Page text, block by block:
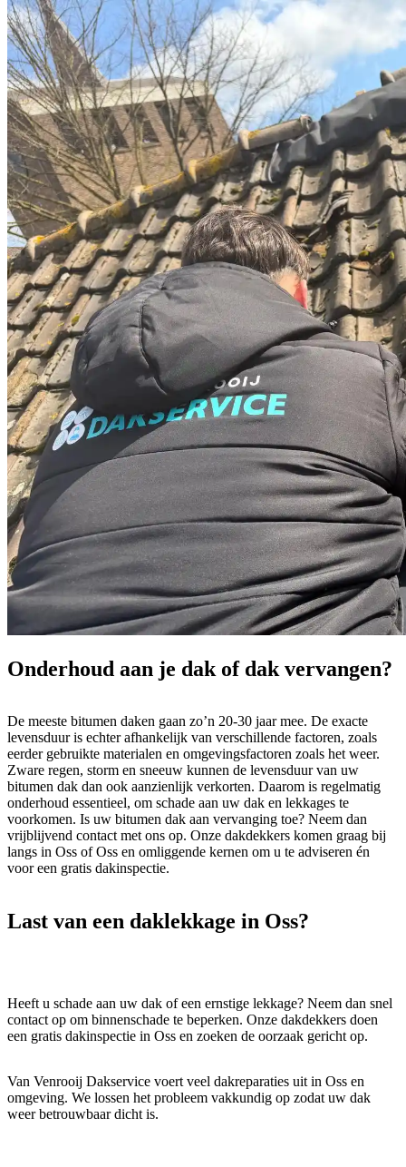
Onderhoud aan je dak of dak vervangen?
De meeste bitumen daken gaan zo’n 20-30 jaar mee. De exacte
levensduur is echter afhankelijk van verschillende factoren, zoals
eerder gebruikte materialen en omgevingsfactoren zoals het weer.
Zware regen, storm en sneeuw kunnen de levensduur van uw
bitumen dak dan ook aanzienlijk verkorten. Daarom is regelmatig
onderhoud essentieel, om schade aan uw dak en lekkages te
voorkomen. Is uw bitumen dak aan vervanging toe? Neem dan
vrijblijvend contact met ons op. Onze dakdekkers komen graag bij
langs in Oss of Oss en omliggende kernen om u te adviseren én
voor een gratis dakinspectie.
Last van een daklekkage in Oss?
Heeft u schade aan uw dak of een ernstige lekkage? Neem dan snel
contact op om binnenschade te beperken. Onze dakdekkers doen
een gratis dakinspectie in Oss en zoeken de oorzaak gericht op.
Van Venrooij Dakservice voert veel dakreparaties uit in Oss en
omgeving. We lossen het probleem vakkundig op zodat uw dak
weer betrouwbaar dicht is.